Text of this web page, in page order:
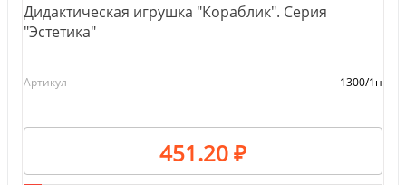
Дидактическая игрушка "Кораблик". Серия
"Эстетика"
Артикул 1300/1н
451.20 ₽